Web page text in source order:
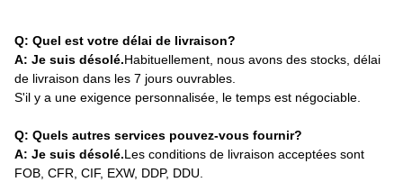
Q: Quel est votre délai de livraison?
A: Je suis désolé.Habituellement, nous avons des stocks, délai
de livraison dans les 7 jours ouvrables.
S'il y a une exigence personnalisée, le temps est négociable.
Q: Quels autres services pouvez-vous fournir?
A: Je suis désolé.Les conditions de livraison acceptées sont
FOB, CFR, CIF, EXW, DDP, DDU.